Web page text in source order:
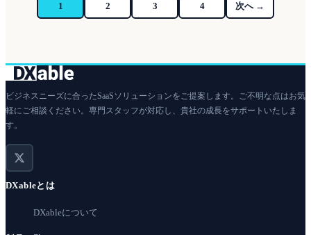
1 2 3 4 次へ →
ビジネスニーズに合ったSaaSソリューションをご提案します。ご不明な点はお気
軽にご相談ください。専門スタッフが対応し、貴社の成長をサポートいたしま
す。
DXableとは
DXableについて